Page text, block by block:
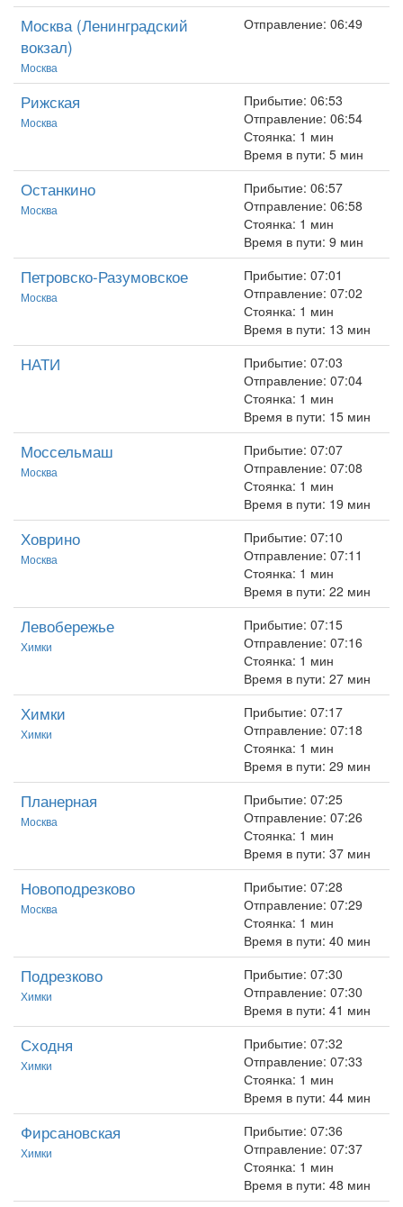
Москва (Ленинградский
вокзал)
Москва
Отправление: 06:49
Рижская
Москва
Прибытие: 06:53
Отправление: 06:54
Стоянка: 1 мин
Время в пути: 5 мин
Останкино
Москва
Прибытие: 06:57
Отправление: 06:58
Стоянка: 1 мин
Время в пути: 9 мин
Петровско-Разумовское
Москва
Прибытие: 07:01
Отправление: 07:02
Стоянка: 1 мин
Время в пути: 13 мин
НАТИ
Прибытие: 07:03
Отправление: 07:04
Стоянка: 1 мин
Время в пути: 15 мин
Моссельмаш
Москва
Прибытие: 07:07
Отправление: 07:08
Стоянка: 1 мин
Время в пути: 19 мин
Ховрино
Москва
Прибытие: 07:10
Отправление: 07:11
Стоянка: 1 мин
Время в пути: 22 мин
Левобережье
Химки
Прибытие: 07:15
Отправление: 07:16
Стоянка: 1 мин
Время в пути: 27 мин
Химки
Химки
Прибытие: 07:17
Отправление: 07:18
Стоянка: 1 мин
Время в пути: 29 мин
Планерная
Москва
Прибытие: 07:25
Отправление: 07:26
Стоянка: 1 мин
Время в пути: 37 мин
Новоподрезково
Москва
Прибытие: 07:28
Отправление: 07:29
Стоянка: 1 мин
Время в пути: 40 мин
Подрезково
Химки
Прибытие: 07:30
Отправление: 07:30
Время в пути: 41 мин
Сходня
Химки
Прибытие: 07:32
Отправление: 07:33
Стоянка: 1 мин
Время в пути: 44 мин
Фирсановская
Химки
Прибытие: 07:36
Отправление: 07:37
Стоянка: 1 мин
Время в пути: 48 мин